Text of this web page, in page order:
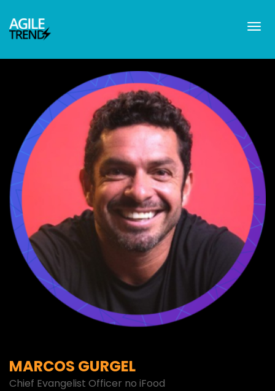
MARCOS GURGEL
Chief Evangelist Officer no iFood